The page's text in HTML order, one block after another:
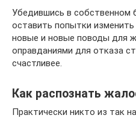
Убедившись в собственном
оставить попытки
новые и новые поводы для
оправданиями для отказа
счастливее.
Как распознать
Практически никто из так